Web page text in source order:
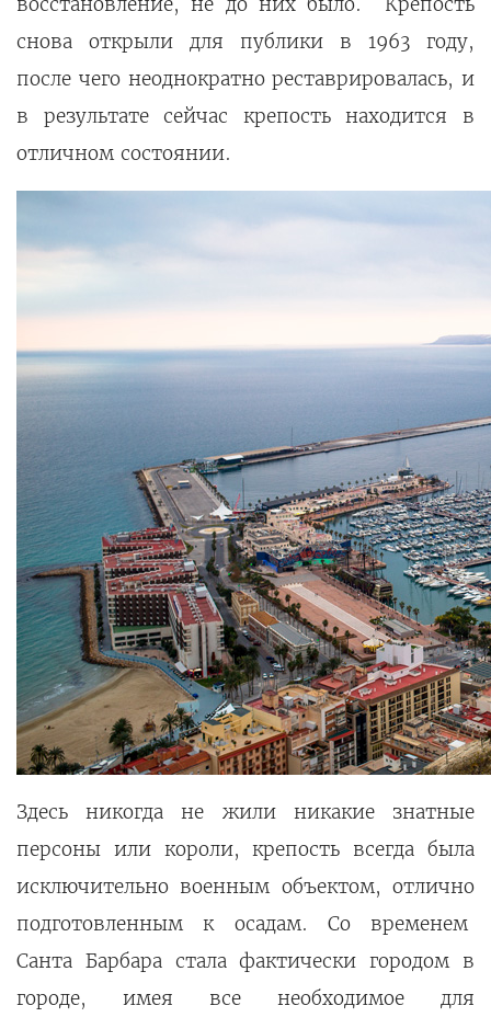
снова открыли для публики в 1963 году,
после чего неоднократно реставрировалась, и
в результате сейчас крепость находится в
отличном состоянии.
Здесь никогда не жили никакие знатные
персоны или короли, крепость всегда была
исключительно военным объектом, отлично
подготовленным к осадам. Со временем
Санта Барбара стала фактически городом в
городе, имея все необходимое для